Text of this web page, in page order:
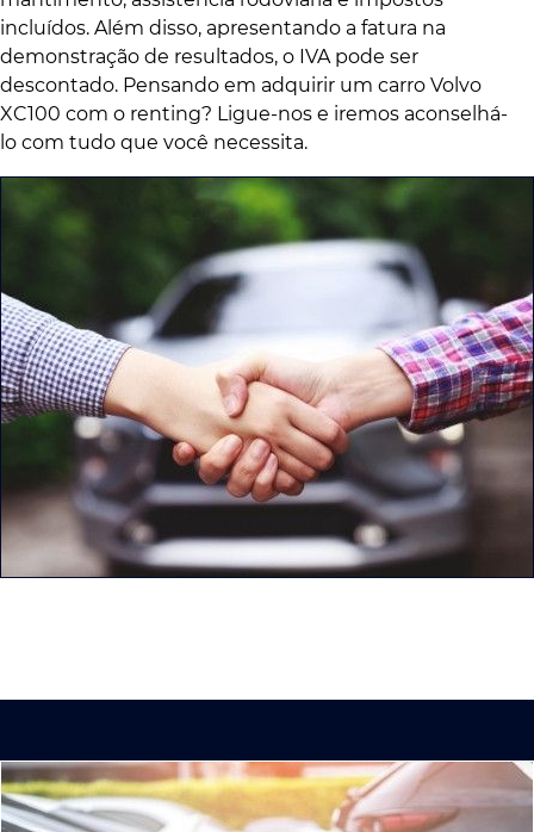
incluídos. Além disso, apresentando a fatura na
demonstração de resultados, o IVA pode ser
descontado. Pensando em adquirir um carro Volvo
XC100 com o renting? Ligue-nos e iremos aconselhá-
lo com tudo que você necessita.